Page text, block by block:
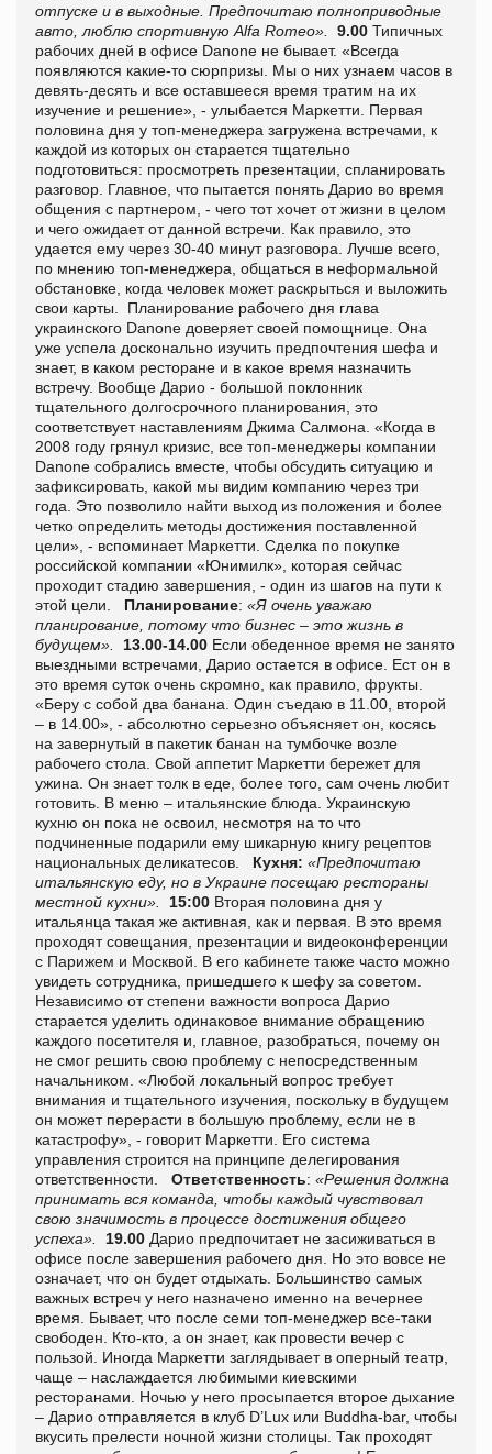
отпуске и в выходные. Предпочитаю полноприводные
авто, люблю спортивную Alfa Romeo».
9.00 Типичных
рабочих дней в офисе Danone не бывает. «Всегда
появляются какие-то сюрпризы. Мы о них узнаем часов в
девять-десять и все оставшееся время тратим на их
изучение и решение», - улыбается Маркетти. Первая
половина дня у топ-менеджера загружена встречами, к
каждой из которых он старается тщательно
подготовиться: просмотреть презентации, спланировать
разговор. Главное, что пытается понять Дарио во время
общения с партнером, - чего тот хочет от жизни в целом
и чего ожидает от данной встречи. Как правило, это
удается ему через 30-40 минут разговора. Лучше всего,
по мнению топ-менеджера, общаться в неформальной
обстановке, когда человек может раскрыться и выложить
свои карты. Планирование рабочего дня глава
украинского Danone доверяет своей помощнице. Она
уже успела досконально изучить предпочтения шефа и
знает, в каком ресторане и в какое время назначить
встречу. Вообще Дарио - большой поклонник
тщательного долгосрочного планирования, это
соответствует наставлениям Джима Салмона. «Когда в
2008 году грянул кризис, все топ-менеджеры компании
Danone собрались вместе, чтобы обсудить ситуацию и
зафиксировать, какой мы видим компанию через три
года. Это позволило найти выход из положения и более
четко определить методы достижения поставленной
цели», - вспоминает Маркетти. Сделка по покупке
российской компании «Юнимилк», которая сейчас
проходит стадию завершения, - один из шагов на пути к
этой цели. Планирование: «Я очень уважаю
планирование, потому что бизнес – это жизнь в
будущем».
13.00-14.00 Если обеденное время не занято
выездными встречами, Дарио остается в офисе. Ест он в
это время суток очень скромно, как правило, фрукты.
«Беру с собой два банана. Один съедаю в 11.00, второй
– в 14.00», - абсолютно серьезно объясняет он, косясь
на завернутый в пакетик банан на тумбочке возле
рабочего стола. Свой аппетит Маркетти бережет для
ужина. Он знает толк в еде, более того, сам очень любит
готовить. В меню – итальянские блюда. Украинскую
кухню он пока не освоил, несмотря на то что
подчиненные подарили ему шикарную книгу рецептов
национальных деликатесов. Кухня: «Предпочитаю
итальянскую еду, но в Украине посещаю рестораны
местной кухни».
15:00 Вторая половина дня у
итальянца такая же активная, как и первая. В это время
проходят совещания, презентации и видеоконференции
с Парижем и Москвой. В его кабинете также часто можно
увидеть сотрудника, пришедшего к шефу за советом.
Независимо от степени важности вопроса Дарио
старается уделить одинаковое внимание обращению
каждого посетителя и, главное, разобраться, почему он
не смог решить свою проблему с непосредственным
начальником. «Любой локальный вопрос требует
внимания и тщательного изучения, поскольку в будущем
он может перерасти в большую проблему, если не в
катастрофу», - говорит Маркетти. Его система
управления строится на принципе делегирования
ответственности. Ответственность: «Решения должна
принимать вся команда, чтобы каждый чувствовал
свою значимость в процессе достижения общего
успеха».
19.00 Дарио предпочитает не засиживаться в
офисе после завершения рабочего дня. Но это вовсе не
означает, что он будет отдыхать. Большинство самых
важных встреч у него назначено именно на вечернее
время. Бывает, что после семи топ-менеджер все-таки
свободен. Кто-кто, а он знает, как провести вечер с
пользой. Иногда Маркетти заглядывает в оперный театр,
чаще – наслаждается любимыми киевскими
ресторанами. Ночью у него просыпается второе дыхание
– Дарио отправляется в клуб D’Lux или Buddha-bar, чтобы
вкусить прелести ночной жизни столицы. Так проходят